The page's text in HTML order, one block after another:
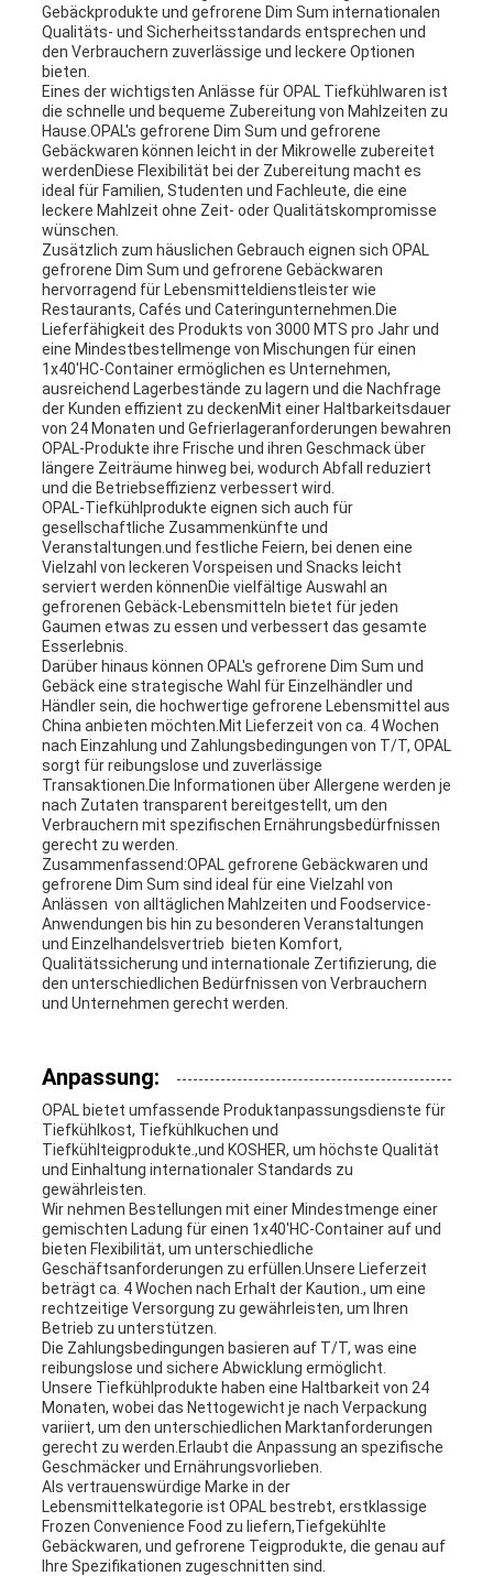
Gebäckprodukte und gefrorene Dim Sum internationalen
Qualitäts- und Sicherheitsstandards entsprechen und
den Verbrauchern zuverlässige und leckere Optionen
bieten.
Eines der wichtigsten Anlässe für OPAL Tiefkühlwaren ist
die schnelle und bequeme Zubereitung von Mahlzeiten zu
Hause.OPAL's gefrorene Dim Sum und gefrorene
Gebäckwaren können leicht in der Mikrowelle zubereitet
werdenDiese Flexibilität bei der Zubereitung macht es
ideal für Familien, Studenten und Fachleute, die eine
leckere Mahlzeit ohne Zeit- oder Qualitätskompromisse
wünschen.
Zusätzlich zum häuslichen Gebrauch eignen sich OPAL
gefrorene Dim Sum und gefrorene Gebäckwaren
hervorragend für Lebensmitteldienstleister wie
Restaurants, Cafés und Cateringunternehmen.Die
Lieferfähigkeit des Produkts von 3000 MTS pro Jahr und
eine Mindestbestellmenge von Mischungen für einen
1x40'HC-Container ermöglichen es Unternehmen,
ausreichend Lagerbestände zu lagern und die Nachfrage
der Kunden effizient zu deckenMit einer Haltbarkeitsdauer
von 24 Monaten und Gefrierlageranforderungen bewahren
OPAL-Produkte ihre Frische und ihren Geschmack über
längere Zeiträume hinweg bei, wodurch Abfall reduziert
und die Betriebseffizienz verbessert wird.
OPAL-Tiefkühlprodukte eignen sich auch für
gesellschaftliche Zusammenkünfte und
Veranstaltungen.und festliche Feiern, bei denen eine
Vielzahl von leckeren Vorspeisen und Snacks leicht
serviert werden könnenDie vielfältige Auswahl an
gefrorenen Gebäck-Lebensmitteln bietet für jeden
Gaumen etwas zu essen und verbessert das gesamte
Esserlebnis.
Darüber hinaus können OPAL's gefrorene Dim Sum und
Gebäck eine strategische Wahl für Einzelhändler und
Händler sein, die hochwertige gefrorene Lebensmittel aus
China anbieten möchten.Mit Lieferzeit von ca. 4 Wochen
nach Einzahlung und Zahlungsbedingungen von T/T, OPAL
sorgt für reibungslose und zuverlässige
Transaktionen.Die Informationen über Allergene werden je
nach Zutaten transparent bereitgestellt, um den
Verbrauchern mit spezifischen Ernährungsbedürfnissen
gerecht zu werden.
Zusammenfassend:OPAL gefrorene Gebäckwaren und
gefrorene Dim Sum sind ideal für eine Vielzahl von
Anlässen  von alltäglichen Mahlzeiten und Foodservice-
Anwendungen bis hin zu besonderen Veranstaltungen
und Einzelhandelsvertrieb  bieten Komfort,
Qualitätssicherung und internationale Zertifizierung, die
den unterschiedlichen Bedürfnissen von Verbrauchern
und Unternehmen gerecht werden.
Anpassung:
OPAL bietet umfassende Produktanpassungsdienste für
Tiefkühlkost, Tiefkühlkuchen und
Tiefkühlteigprodukte.,und KOSHER, um höchste Qualität
und Einhaltung internationaler Standards zu
gewährleisten.
Wir nehmen Bestellungen mit einer Mindestmenge einer
gemischten Ladung für einen 1x40'HC-Container auf und
bieten Flexibilität, um unterschiedliche
Geschäftsanforderungen zu erfüllen.Unsere Lieferzeit
beträgt ca. 4 Wochen nach Erhalt der Kaution., um eine
rechtzeitige Versorgung zu gewährleisten, um Ihren
Betrieb zu unterstützen.
Die Zahlungsbedingungen basieren auf T/T, was eine
reibungslose und sichere Abwicklung ermöglicht.
Unsere Tiefkühlprodukte haben eine Haltbarkeit von 24
Monaten, wobei das Nettogewicht je nach Verpackung
variiert, um den unterschiedlichen Marktanforderungen
gerecht zu werden.Erlaubt die Anpassung an spezifische
Geschmäcker und Ernährungsvorlieben.
Als vertrauenswürdige Marke in der
Lebensmittelkategorie ist OPAL bestrebt, erstklassige
Frozen Convenience Food zu liefern,Tiefgekühlte
Gebäckwaren, und gefrorene Teigprodukte, die genau auf
Ihre Spezifikationen zugeschnitten sind.